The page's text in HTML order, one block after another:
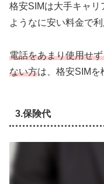
格安SIMは大手キャ
ようなに安い料金で利
電話をあまり使用せ
ない方は、格安SIMを
3.保険代